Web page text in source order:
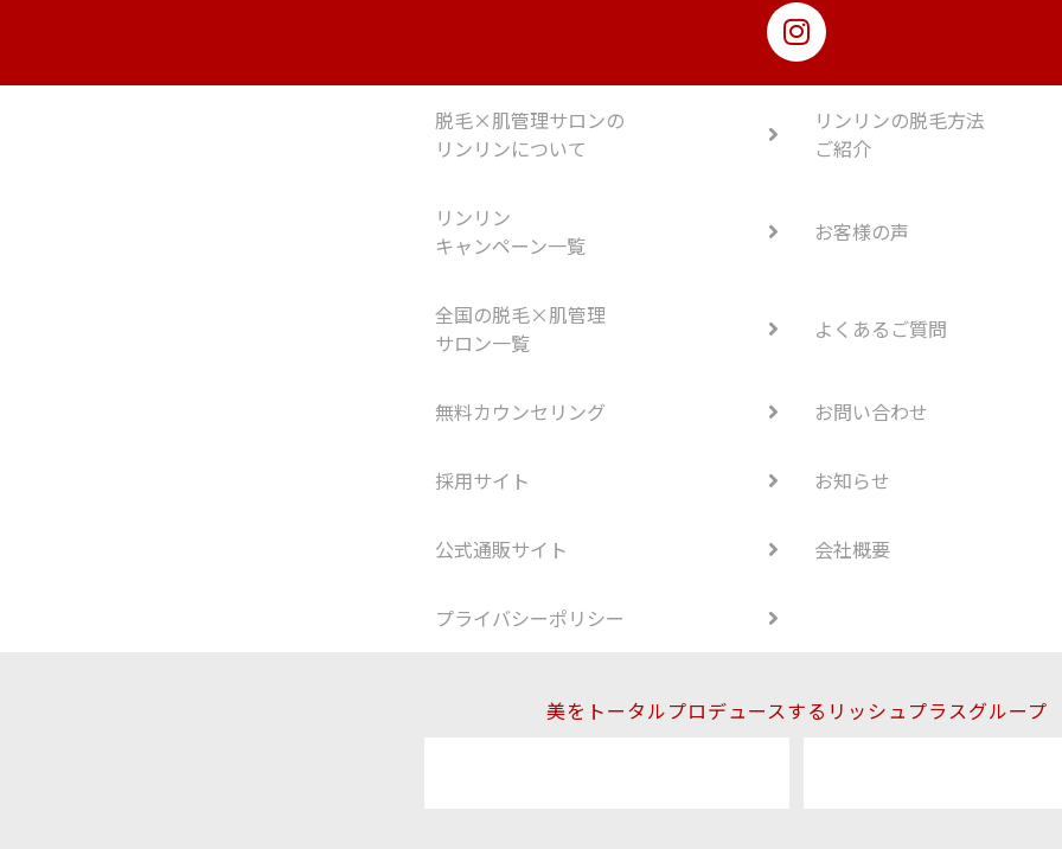
脱毛×肌管理サロンの
リンリンについて
リンリンの脱毛方法
ご紹介
リンリン
キャンペーン一覧
お客様の声
全国の脱毛×肌管理
サロン一覧
よくあるご質問
無料カウンセリング お問い合わせ
採用サイト お知らせ
公式通販サイト 会社概要
プライバシーポリシー
美をトータルプロデュースするリッシュプラスグループ